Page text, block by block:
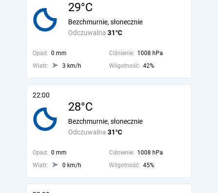
29°C
Odczuwalna 31°C
Bezchmurnie, słonecznie
Opad: 0 mm Ciśnienie: 1008 hPa
Wiatr:
3 km/h Wilgotność: 42%
22:00
28°C
Odczuwalna 31°C
Bezchmurnie, słonecznie
Opad: 0 mm Ciśnienie: 1008 hPa
Wiatr:
0 km/h Wilgotność: 45%